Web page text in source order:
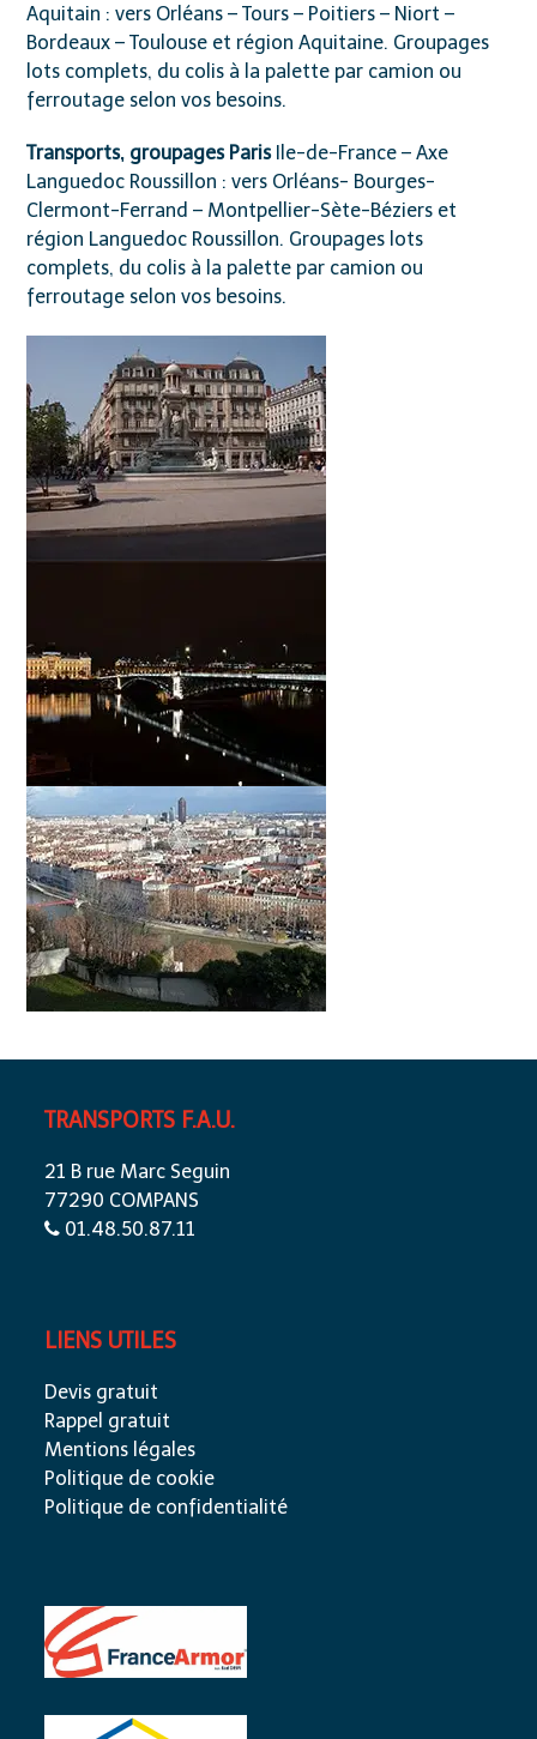
Aquitain : vers Orléans – Tours – Poitiers – Niort –
Bordeaux – Toulouse et région Aquitaine. Groupages
lots complets, du colis à la palette par camion ou
ferroutage selon vos besoins.
Transports, groupages ParisIle-de-France – Axe
Languedoc Roussillon : vers Orléans- Bourges-
Clermont-Ferrand – Montpellier-Sète-Béziers et
région Languedoc Roussillon. Groupages lots
complets, du colis à la palette par camion ou
ferroutage selon vos besoins.
TRANSPORTS F.A.U.
21 B rue Marc Seguin
77290 COMPANS
01.48.50.87.11
LIENS UTILES
Devis gratuit
Rappel gratuit
Mentions légales
Politique de cookie
Politique de confidentialité